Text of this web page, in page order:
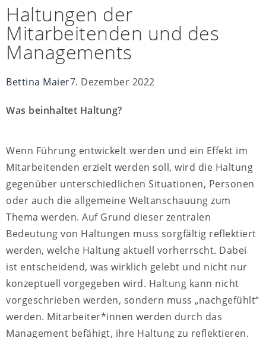
Haltungen der
Mitarbeitenden und des
Managements
Bettina Maier7. Dezember 2022
Was beinhaltet Haltung?
Wenn Führung entwickelt werden und ein Effekt im
Mitarbeitenden erzielt werden soll, wird die Haltung
gegenüber unterschiedlichen Situationen, Personen
oder auch die allgemeine Weltanschauung zum
Thema werden. Auf Grund dieser zentralen
Bedeutung von Haltungen muss sorgfältig reflektiert
werden, welche Haltung aktuell vorherrscht. Dabei
ist entscheidend, was wirklich gelebt und nicht nur
konzeptuell vorgegeben wird. Haltung kann nicht
vorgeschrieben werden, sondern muss „nachgefühlt“
werden. Mitarbeiter*innen werden durch das
Management befähigt, ihre Haltung zu reflektieren.